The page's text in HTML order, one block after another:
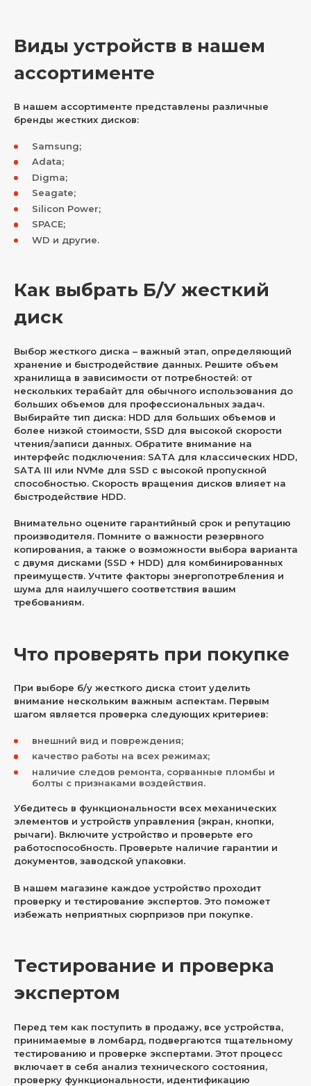
Виды устройств в нашем
ассортименте
В нашем ассортименте представлены различные
бренды жестких дисков:
Samsung;
Adata;
Digma;
Seagate;
Silicon Power;
SPACE;
WD и другие.
Как выбрать Б/У жесткий
диск
Выбор жесткого диска – важный этап, определяющий
хранение и быстродействие данных. Решите объем
хранилища в зависимости от потребностей: от
нескольких терабайт для обычного использования до
больших объемов для профессиональных задач.
Выбирайте тип диска: HDD для больших объемов и
более низкой стоимости, SSD для высокой скорости
чтения/записи данных. Обратите внимание на
интерфейс подключения: SATA для классических HDD,
SATA III или NVMe для SSD с высокой пропускной
способностью. Скорость вращения дисков влияет на
быстродействие HDD.
Внимательно оцените гарантийный срок и репутацию
производителя. Помните о важности резервного
копирования, а также о возможности выбора варианта
с двумя дисками (SSD + HDD) для комбинированных
преимуществ. Учтите факторы энергопотребления и
шума для наилучшего соответствия вашим
требованиям.
Что проверять при покупке
При выборе б/у жесткого диска стоит уделить
внимание нескольким важным аспектам. Первым
шагом является проверка следующих критериев:
внешний вид и повреждения;
качество работы на всех режимах;
наличие следов ремонта, сорванные пломбы и
болты с признаками воздействия.
Убедитесь в функциональности всех механических
элементов и устройств управления (экран, кнопки,
рычаги). Включите устройство и проверьте его
работоспособность. Проверьте наличие гарантии и
документов, заводской упаковки.
В нашем магазине каждое устройство проходит
проверку и тестирование экспертов. Это поможет
избежать неприятных сюрпризов при покупке.
Тестирование и проверка
экспертом
Перед тем как поступить в продажу, все устройства,
принимаемые в ломбард, подвергаются тщательному
тестированию и проверке экспертами. Этот процесс
включает в себя анализ технического состояния,
проверку функциональности, идентификацию